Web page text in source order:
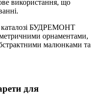
використання, що
БУДРЕМОНТ
орнаментами,
малюнками та
для